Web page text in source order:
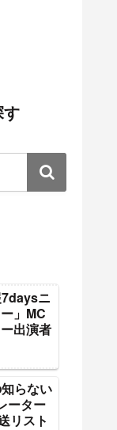
ニ
」MC
出演者
らない
ーター
リスト